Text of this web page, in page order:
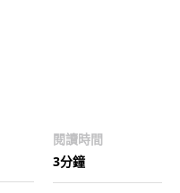
閱讀時間
3分鐘